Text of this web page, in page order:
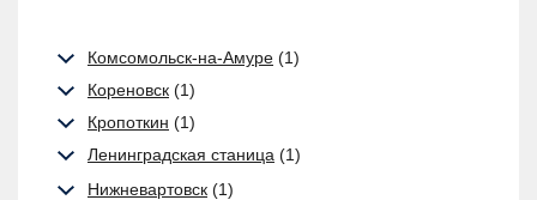
Комсомольск-на-Амуре (1)
Кореновск (1)
Кропоткин (1)
Ленинградская станица (1)
Нижневартовск (1)